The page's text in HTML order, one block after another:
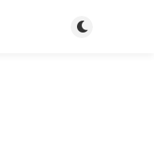
切換到暗色模